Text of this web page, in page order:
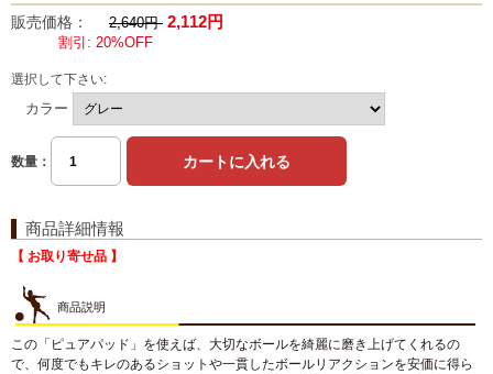
販売価格： 2,640円 2,112円
割引: 20%OFF
選択して下さい:
カラー
数量：
商品詳細情報
【 お取り寄せ品 】
商品説明
この「ピュアパッド」を使えば、大切なボールを綺麗に磨き上げてくれるの
で、何度でもキレのあるショットや一貫したボールリアクションを安価に得ら